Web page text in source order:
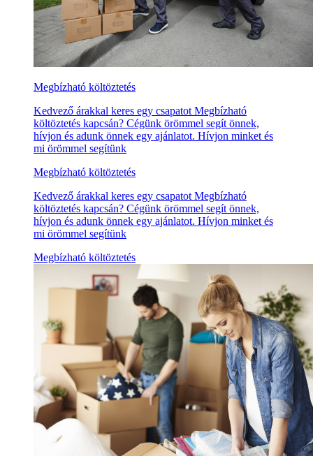
Megbízható költöztetés
Kedvező árakkal keres egy csapatot Megbízható
költöztetés kapcsán? Cégünk örömmel segít önnek,
hívjon és adunk önnek egy ajánlatot. Hívjon minket és
mi örömmel segítünk
Megbízható költöztetés
Kedvező árakkal keres egy csapatot Megbízható
költöztetés kapcsán? Cégünk örömmel segít önnek,
hívjon és adunk önnek egy ajánlatot. Hívjon minket és
mi örömmel segítünk
Megbízható költöztetés